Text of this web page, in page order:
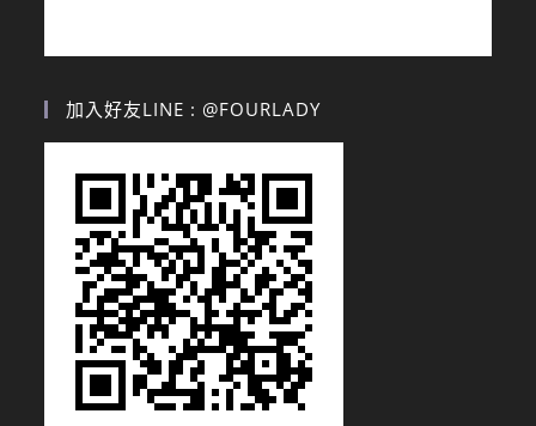
加入好友LINE : @FOURLADY